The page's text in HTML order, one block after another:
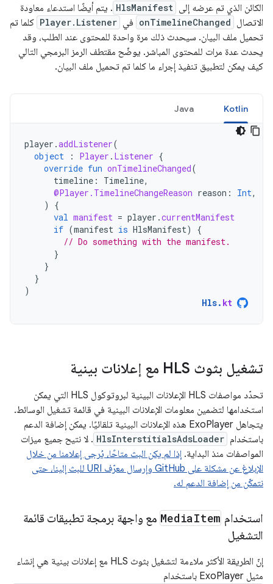
الكائن الذي تم عرضه إلى HlsManifest . يتم أيضًا استدعاء معاودة
الاتصال onTimelineChanged في Player.Listener كلما تم
تحميل ملف البيان. سيحدث ذلك مرة واحدة للمحتوى عند الطلب، وقد
يحدث عدة مرات للمحتوى المباشر. يوضّح مقتطف الرمز البرمجي التالي
كيف يمكن لتطبيق تنفيذ إجراء ما كلما تم تحميل ملف البيان.
Kotlin
Java
player .addListener(
object
: Player . Listener {
override fun onTimelineChanged(
timeline : Timeline,
@Player.TimelineChangeReason reason : Int,
)
{
val manifest = player .currentManifest
if (manifest is HlsManifest)
{
// Do something with the manifest.
}
}
}
)
Hls. kt
تشغيل بثوث HLS مع إعلانات بينية
تحدّد مواصفات HLS الإعلانات البينية لبروتوكول HLS التي يمكن
استخدامها لتضمين معلومات الإعلانات البينية في قائمة تشغيل الوسائط.
يتجاهل ExoPlayer هذه الإعلانات البينية تلقائيًا. يمكن إضافة الدعم
باستخدام HlsInterstitialsAdsLoader . لا نتيح جميع ميزات
المواصفات منذ البداية. إذا لم يكن البث متاحًا، يُرجى إعلامنا من خلال
الإبلاغ عن مشكلة على GitHub وإرسال معرّف URI للبث إلينا، حتى
نتمكّن من إضافة الدعم له.
استخدام MediaItem
مع واجهة برمجة تطبيقات قائمة
التشغيل
إنّ الطريقة الأكثر ملاءمة لتشغيل بثوث HLS مع إعلانات بينية هي إنشاء
مثيل ExoPlayer باستخدام